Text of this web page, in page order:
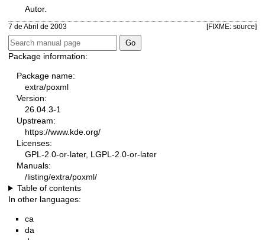
Autor.
7 de Abril de 2003 [FIXME: source]
Package information:
Package name:
extra/poxml
Version:
26.04.3-1
Upstream:
https://www.kde.org/
Licenses:
GPL-2.0-or-later, LGPL-2.0-or-later
Manuals:
/listing/extra/poxml/
Table of contents
In other languages:
ca
da